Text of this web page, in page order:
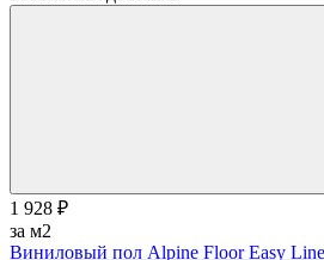
1 928 ₽
за м2
Виниловый пол Alpine Floor Easy